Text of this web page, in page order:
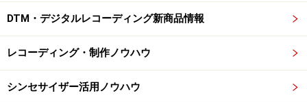
DTM・デジタルレコーディング新商品情報
レコーディング・制作ノウハウ
シンセサイザー活用ノウハウ